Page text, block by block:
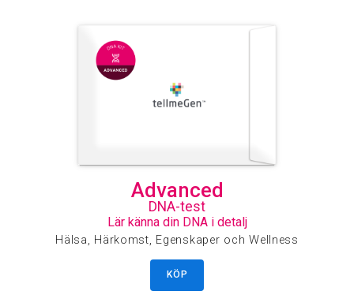
Advanced
DNA-test
Lär känna din DNA i detalj
Hälsa, Härkomst, Egenskaper och Wellness
KÖP